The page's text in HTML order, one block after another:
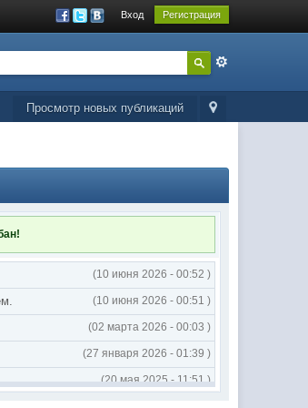
Вход Регистрация
Просмотр новых публикаций
(10 июня 2026 - 00:52 )
(10 июня 2026 - 00:51 )
(02 марта 2026 - 00:03 )
(27 января 2026 - 01:39 )
(20 мая 2025 - 11:51 )